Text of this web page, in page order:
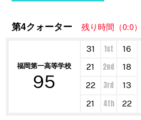
第4クォーター 残り時間（0:0）
福岡第一高等学校
95
31 1st
16
21 2nd
18
22
3rd
13
21
4th 22